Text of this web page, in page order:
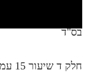
חלק יג
בס"ד
חלק ד שיעור 15 עמוד רלב